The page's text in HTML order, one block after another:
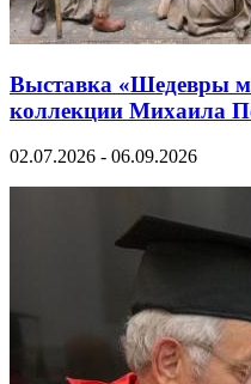
Выставка «Шедевры
коллекции Михаила
02.07.2026 - 06.09.2026